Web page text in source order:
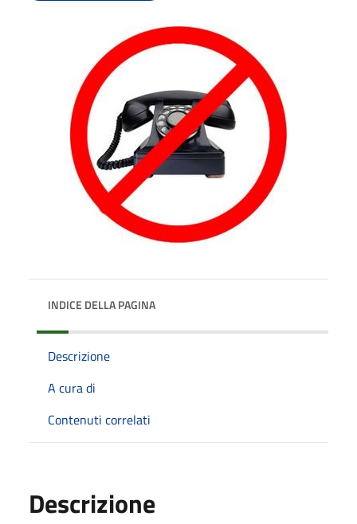
INDICE DELLA PAGINA
Descrizione
A cura di
Contenuti correlati
Descrizione